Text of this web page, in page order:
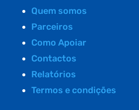
Quem somos
Parceiros
Como Apoiar
Contactos
Relatórios
Termos e condições